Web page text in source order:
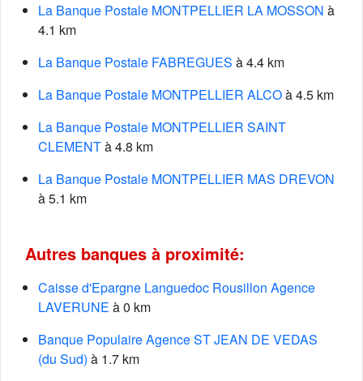
La Banque Postale MONTPELLIER LA MOSSON à
4.1 km
La Banque Postale FABREGUES à 4.4 km
La Banque Postale MONTPELLIER ALCOà 4.5 km
La Banque Postale MONTPELLIER SAINT
CLEMENTà 4.8 km
La Banque Postale MONTPELLIER MAS DREVON
à 5.1 km
Autres banques à proximité:
Caisse d'Epargne Languedoc Rousillon Agence
LAVERUNE à 0 km
Banque Populaire Agence ST JEAN DE VEDAS
(du Sud) à 1.7 km